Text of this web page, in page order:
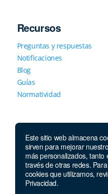
Este sitio web almacena
sirven para mejorar
más personalizados, tanto
través de otras redes.
cookies que utilizamos,
Privacidad.
Recursos
Preguntas y respuestas
Notificaciones
Blog
Guías
Normatividad
Llámanos